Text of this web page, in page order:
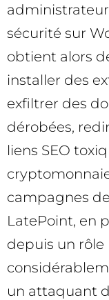
administrateur
sécurité sur
obtient alors
installer des
exfiltrer des
dérobées,
liens SEO
campagnes
LatePoint, en
depuis un rôle
un attaquant